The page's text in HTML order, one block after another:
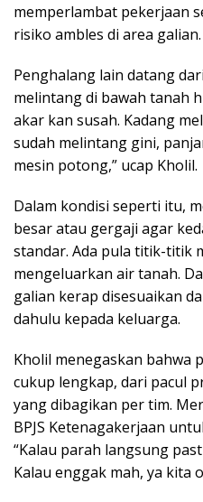
memperlambat pekerjaan
risiko ambles di area galian.
Penghalang lain datang
melintang di bawah tanah
akar kan susah. Kadang
sudah melintang gini,
mesin potong,” ucap Kholil.
Dalam kondisi seperti itu,
besar atau gergaji agar
standar. Ada pula titik-titik
mengeluarkan air tanah.
galian kerap disesuaikan
dahulu kepada keluarga.
Kholil menegaskan bahwa
cukup lengkap, dari pacul
yang dibagikan per tim.
BPJS Ketenagakerjaan
“Kalau parah langsung
Kalau enggak mah, ya kita